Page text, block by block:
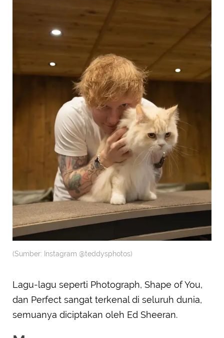
(Sumber: Instagram @teddysphotos)
Lagu-lagu seperti Photograph, Shape of You,
dan Perfect sangat terkenal di seluruh dunia,
semuanya diciptakan oleh Ed Sheeran.